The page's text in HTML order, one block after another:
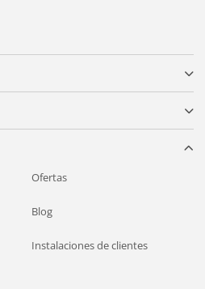
la luz directamente sin
central. Resultan prácticos en
instalar cableado adicional
Los modelos sin botón
Ofertas
Blog
Instalaciones de clientes